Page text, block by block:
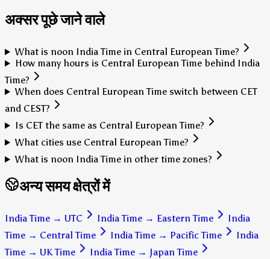
अक्सर पूछे जाने वाले
What is noon India Time in Central European Time?
How many hours is Central European Time behind India
Time?
When does Central European Time switch between CET
and CEST?
Is CET the same as Central European Time?
What cities use Central European Time?
What is noon India Time in other time zones?
अन्य समय क्षेत्रों में
India Time → UTC India Time → Eastern Time
India
Time → Central Time India Time → Pacific Time
India
Time → UK Time India Time → Japan Time